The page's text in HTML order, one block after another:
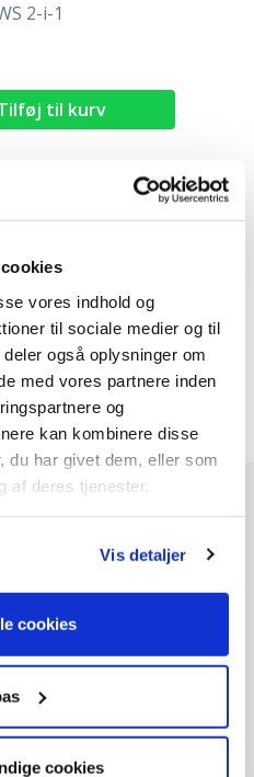
vores indhold og
til sociale medier og til
også oplysninger om
med vores partnere inden
og
kan kombinere disse
du har givet dem, eller som
af deres tjenester.
Vis detaljer
cookies
cookies
2-i-1
WE (el-start)